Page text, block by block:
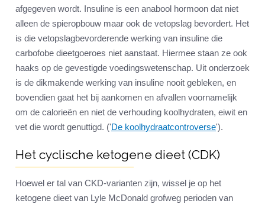
afgegeven wordt. Insuline is een anabool hormoon dat niet
alleen de spieropbouw maar ook de vetopslag bevordert. Het
is die vetopslagbevorderende werking van insuline die
carbofobe dieetgoeroes niet aanstaat. Hiermee staan ze ook
haaks op de gevestigde voedingswetenschap. Uit onderzoek
is de dikmakende werking van insuline nooit gebleken, en
bovendien gaat het bij aankomen en afvallen voornamelijk
om de calorieën en niet de verhouding koolhydraten, eiwit en
vet die wordt genuttigd. ('De koolhydraatcontroverse').
Het cyclische ketogene dieet (CDK)
Hoewel er tal van CKD-varianten zijn, wissel je op het
ketogene dieet van Lyle McDonald grofweg perioden van